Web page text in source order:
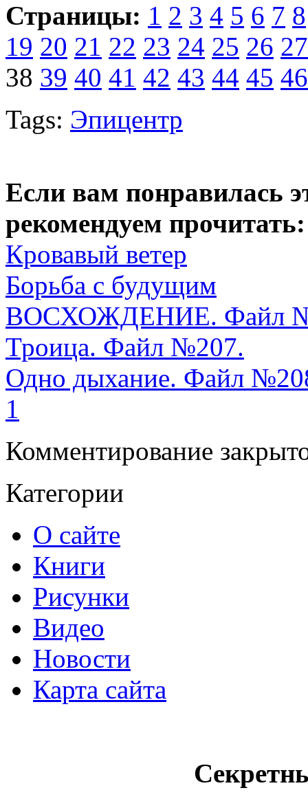
Страницы: 1 2 3 4 5 6 7 8
19 20 21 22 23 24 25 26 27
38 39 40 41 42 43 44 45 46
Tags: Эпицентр
Если вам понравилась
рекомендуем прочитать:
Кровавый ветер
Борьба с будущим
ВОСХОЖДЕНИЕ. Файл
Троица. Файл №207.
Одно дыхание. Файл
1
Комментирование
Категории
О сайте
Книги
Рисунки
Видео
Новости
Карта сайта